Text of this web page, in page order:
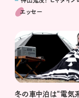
エッセー
冬の車中泊は“電気